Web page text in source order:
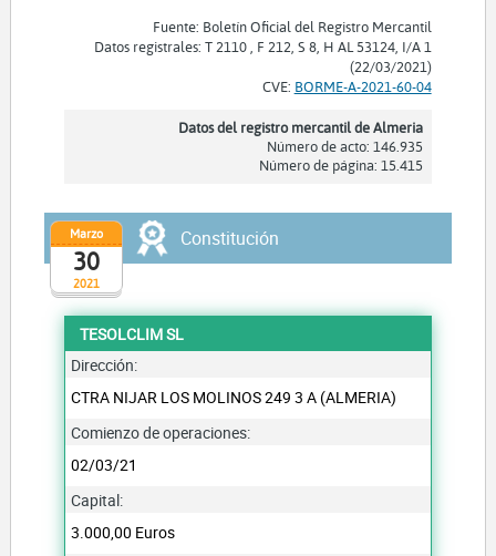
Fuente: Boletín Oficial del Registro Mercantil
Datos registrales: T 2110 , F 212, S 8, H AL 53124, I/A 1
(22/03/2021)
CVE: BORME-A-2021-60-04
Datos del registro mercantil de Almeria
Número de acto: 146.935
Número de página: 15.415
2021
Marzo
30
Constitución
TESOLCLIM SL
Dirección:
CTRA NIJAR LOS MOLINOS 249 3 A (ALMERIA)
Comienzo de operaciones:
02/03/21
Capital:
3.000,00 Euros